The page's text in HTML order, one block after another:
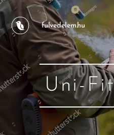
fulvedelem.hu
Uni-